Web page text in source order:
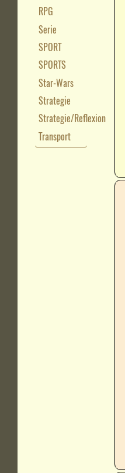
RPG
Serie
SPORT
SPORTS
Star-Wars
Strategie
Strategie/Reflexion
Transport